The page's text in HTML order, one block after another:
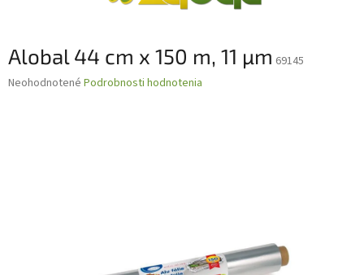
Alobal 44 cm x 150 m, 11 µm 69145
Priemerné
Neohodnotené Podrobnosti hodnotenia